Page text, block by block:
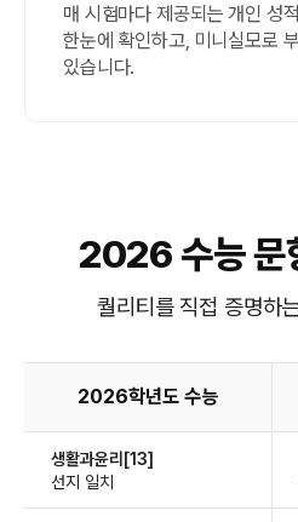
매 시험마다 제공되는 개인 성
한눈에 확인하고, 미니실모로
있습니다.
2026 수능 문
퀄리티를 직접 증명하
2026학년도 수능
생활과윤리[13]
선지 일치